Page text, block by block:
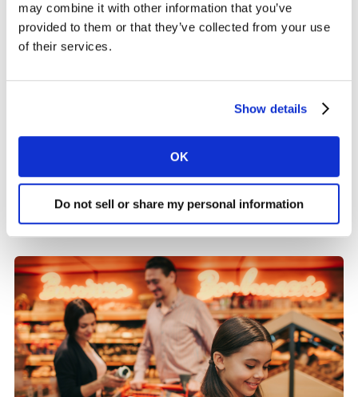
may combine it with other information that you’ve
provided to them or that they’ve collected from your use
of their services.
Show details
OK
Do not sell or share my personal information
Sustentabilidad en Latam:
Decodificando Prácticas
Ecoamigables para el Crecimiento
de Marcas FMCG